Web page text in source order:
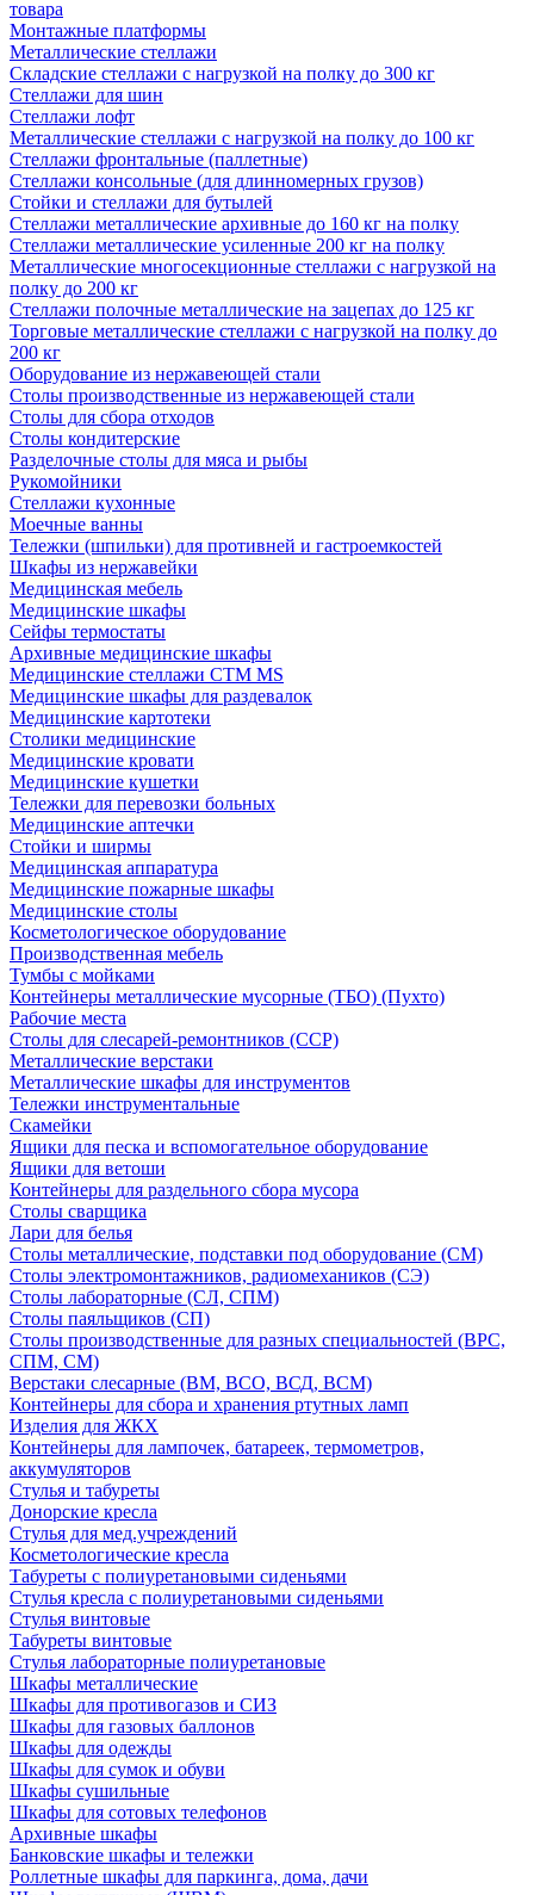
товара
Монтажные платформы
Металлические стеллажи
Складские стеллажи с нагрузкой на полку до 300 кг
Стеллажи для шин
Стеллажи лофт
Металлические стеллажи с нагрузкой на полку до 100 кг
Стеллажи фронтальные (паллетные)
Стеллажи консольные (для длинномерных грузов)
Стойки и стеллажи для бутылей
Стеллажи металлические архивные до 160 кг на полку
Стеллажи металлические усиленные 200 кг на полку
Металлические многосекционные стеллажи с нагрузкой на
полку до 200 кг
Стеллажи полочные металлические на зацепах до 125 кг
Торговые металлические стеллажи с нагрузкой на полку до
200 кг
Оборудование из нержавеющей стали
Столы производственные из нержавеющей стали
Столы для сбора отходов
Столы кондитерские
Разделочные столы для мяса и рыбы
Рукомойники
Стеллажи кухонные
Моечные ванны
Тележки (шпильки) для противней и гастроемкостей
Шкафы из нержавейки
Медицинская мебель
Медицинские шкафы
Сейфы термостаты
Архивные медицинские шкафы
Медицинские стеллажи CTM MS
Медицинские шкафы для раздевалок
Медицинские картотеки
Столики медицинские
Медицинские кровати
Медицинские кушетки
Тележки для перевозки больных
Медицинские аптечки
Стойки и ширмы
Медицинская аппаратура
Медицинские пожарные шкафы
Медицинские столы
Косметологическое оборудование
Производственная мебель
Тумбы с мойками
Контейнеры металлические мусорные (ТБО) (Пухто)
Рабочие места
Столы для слесарей-ремонтников (ССР)
Металлические верстаки
Металлические шкафы для инструментов
Тележки инструментальные
Скамейки
Ящики для песка и вспомогательное оборудование
Ящики для ветоши
Контейнеры для раздельного сбора мусора
Столы сварщика
Лари для белья
Столы металлические, подставки под оборудование (СМ)
Столы электромонтажников, радиомехаников (СЭ)
Столы лабораторные (СЛ, СПМ)
Столы паяльщиков (СП)
Столы производственные для разных специальностей (ВРС,
СПМ, СМ)
Верстаки слесарные (ВМ, ВСО, ВСД, ВСМ)
Контейнеры для сбора и хранения ртутных ламп
Изделия для ЖКХ
Контейнеры для лампочек, батареек, термометров,
аккумуляторов
Стулья и табуреты
Донорские кресла
Стулья для мед.учреждений
Косметологические кресла
Табуреты с полиуретановыми сиденьями
Стулья кресла с полиуретановыми сиденьями
Стулья винтовые
Табуреты винтовые
Стулья лабораторные полиуретановые
Шкафы металлические
Шкафы для противогазов и СИЗ
Шкафы для газовых баллонов
Шкафы для одежды
Шкафы для сумок и обуви
Шкафы сушильные
Шкафы для сотовых телефонов
Архивные шкафы
Банковские шкафы и тележки
Роллетные шкафы для паркинга, дома, дачи